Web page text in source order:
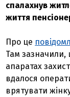
спалахнув
життя
Про це
Там зазначили,
апаратах
вдалося
врятувати